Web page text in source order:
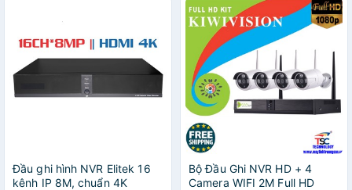
Đầu ghi hình NVR Elitek 16
kênh IP 8M, chuẩn 4K
Bộ Đầu Ghi NVR HD + 4
Camera WIFI 2M Full HD